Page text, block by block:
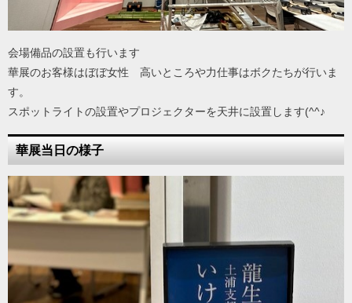
会場備品の設置も行います
華展のお客様はぼぼ女性 高いところや力仕事はボクたちが行いま
す。
スポットライトの設置やプロジェクターを天井に設置します(^^♪
華展当日の様子